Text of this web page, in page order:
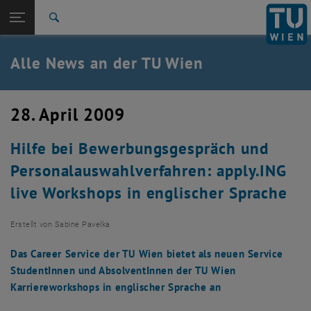
TU Login
Quicklinks
Quicklinks-Menü umschalten
Studium
Karriere
Zurück: Subseiten von TU Wien Startseite auflisten
Zurück zur letzten Ebene:
TU Wien Startseite
Übersicht
Alle News an der TU Wien
28. April 2009
Hilfe bei Bewerbungsgespräch und
Personalauswahlverfahren: apply.ING
live Workshops in englischer Sprache
Erstellt von Sabine Pavelka
Das Career Service der TU Wien bietet als neuen Service
StudentInnen und AbsolventInnen der TU Wien
Karriereworkshops in englischer Sprache an